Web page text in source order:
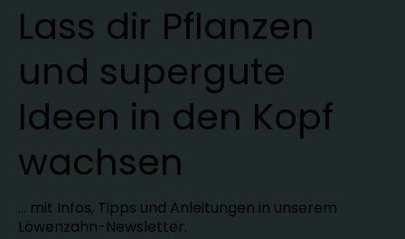
Lass dir Pflanzen
und supergute
Ideen in den Kopf
wachsen
… mit Infos, Tipps und Anleitungen in unserem
Löwenzahn-Newsletter.